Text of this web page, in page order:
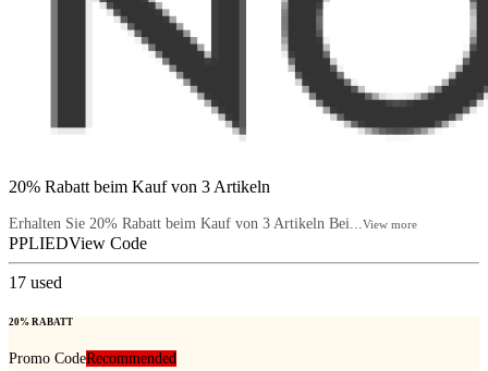
20% Rabatt beim Kauf von 3 Artikeln
Erhalten Sie 20% Rabatt beim Kauf von 3 Artikeln Bei...View more
PPLIEDView Code
17 used
20% RABATT
Promo CodeRecommended